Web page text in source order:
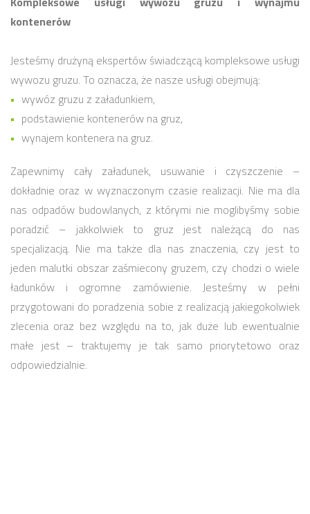
kontenerów
Jesteśmy drużyną ekspertów świadczącą kompleksowe usługi
wywozu gruzu. To oznacza, że nasze usługi obejmują:
wywóz gruzu z załadunkiem,
podstawienie kontenerów na gruz,
wynajem kontenera na gruz.
Zapewnimy cały załadunek, usuwanie i czyszczenie –
dokładnie oraz w wyznaczonym czasie realizacji. Nie ma dla
nas odpadów budowlanych, z którymi nie moglibyśmy sobie
poradzić – jakkolwiek to gruz jest należącą do nas
specjalizacją. Nie ma także dla nas znaczenia, czy jest to
jeden malutki obszar zaśmiecony gruzem, czy chodzi o wiele
ładunków i ogromne zamówienie. Jesteśmy w pełni
przygotowani do poradzenia sobie z realizacją jakiegokolwiek
zlecenia oraz bez względu na to, jak duże lub ewentualnie
małe jest – traktujemy je tak samo priorytetowo oraz
odpowiedzialnie.